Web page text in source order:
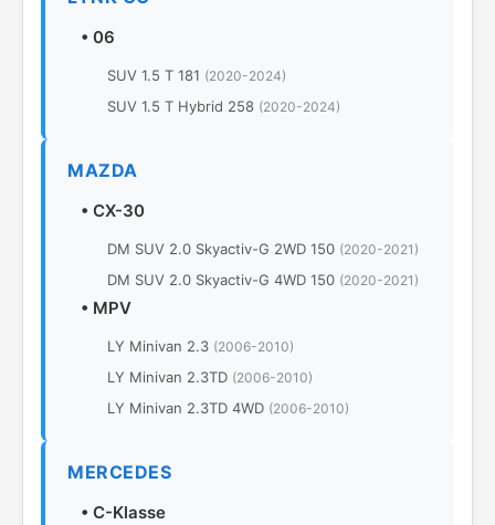
• 06
SUV 1.5 T 181 (2020-2024)
SUV 1.5 T Hybrid 258 (2020-2024)
MAZDA
• CX-30
DM SUV 2.0 Skyactiv-G 2WD 150 (2020-2021)
DM SUV 2.0 Skyactiv-G 4WD 150 (2020-2021)
• MPV
LY Minivan 2.3 (2006-2010)
LY Minivan 2.3TD (2006-2010)
LY Minivan 2.3TD 4WD (2006-2010)
MERCEDES
• C-Klasse